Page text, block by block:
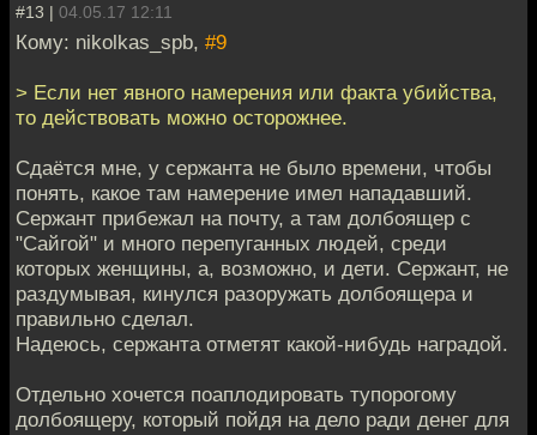
#13 | 04.05.17 12:11
Кому: nikolkas_spb, #9
> Если нет явного намерения или факта убийства,
то действовать можно осторожнее.
Сдаётся мне, у сержанта не было времени, чтобы
понять, какое там намерение имел нападавший.
Сержант прибежал на почту, а там долбоящер с
"Сайгой" и много перепуганных людей, среди
которых женщины, а, возможно, и дети. Сержант, не
раздумывая, кинулся разоружать долбоящера и
правильно сделал.
Надеюсь, сержанта отметят какой-нибудь наградой.
Отдельно хочется поаплодировать тупорогому
долбоящеру, который пойдя на дело ради денег для